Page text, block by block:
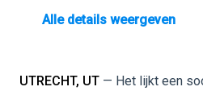
Alle details weergeven
UTRECHT, UT — Het lijkt een